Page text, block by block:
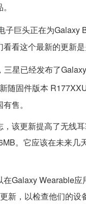
子巨头正在为Galaxy
看这个最新的更新是
三星已经发布了
随固件版本
售。
该更新提高了无线
。它应该在未来几
在Galaxy Wearable应
新，以检查他们的设